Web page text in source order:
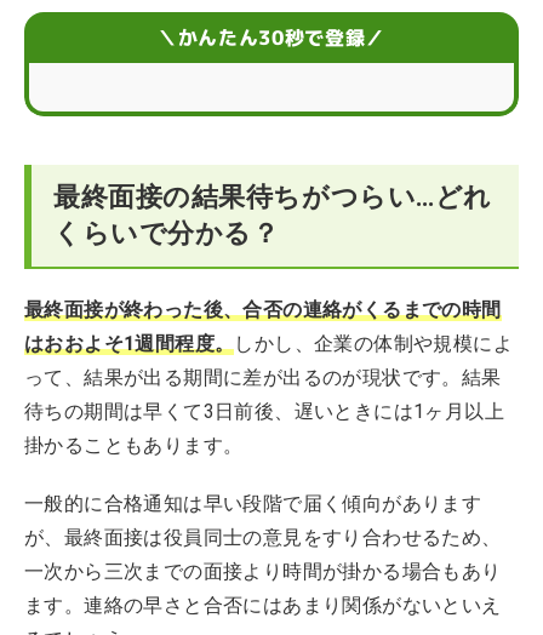
＼かんたん30秒で登録／
最終面接の結果待ちがつらい…どれ
くらいで分かる？
最終面接が終わった後、合否の連絡がくるまでの時間
はおおよそ1週間程度。しかし、企業の体制や規模によ
って、結果が出る期間に差が出るのが現状です。結果
待ちの期間は早くて3日前後、遅いときには1ヶ月以上
掛かることもあります。
一般的に合格通知は早い段階で届く傾向があります
が、最終面接は役員同士の意見をすり合わせるため、
一次から三次までの面接より時間が掛かる場合もあり
ます。連絡の早さと合否にはあまり関係がないといえ